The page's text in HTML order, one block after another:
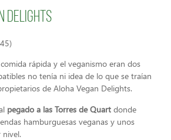
Delights
rápida y el veganismo eran dos
no tenía ni idea de lo que se traían
de Aloha Vegan Delights.
pegado a las Torres de Quart donde
hamburguesas veganas y unos